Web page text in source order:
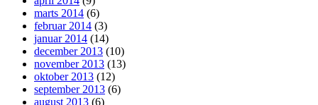
marts 2014 (6)
februar 2014 (3)
januar 2014 (14)
december 2013 (10)
november 2013 (13)
oktober 2013 (12)
september 2013 (6)
august 2013 (6)